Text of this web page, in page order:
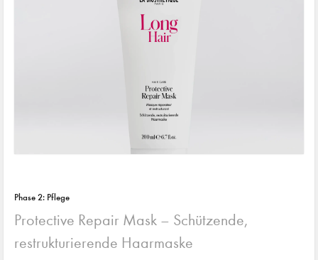
Phase 2: Pflege
Protective Repair Mask – Schützende,
restrukturierende Haarmaske